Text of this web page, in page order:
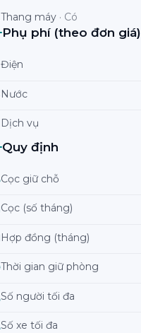
Thang máy · Có
Phụ phí (theo đơn giá)
Điện
Nước
Dịch vụ
Quy định
Cọc giữ chỗ
Cọc (số tháng)
Hợp đồng (tháng)
Thời gian giữ phòng
Số người tối đa
Số xe tối đa